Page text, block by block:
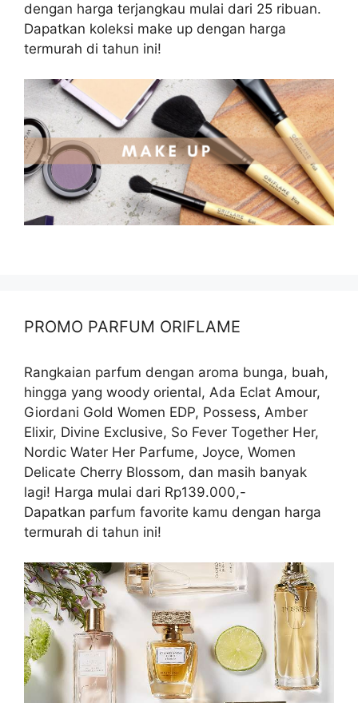
dengan harga terjangkau mulai dari 25 ribuan.
Dapatkan koleksi make up dengan harga
termurah di tahun ini!
PROMO PARFUM ORIFLAME
Rangkaian parfum dengan aroma bunga, buah,
hingga yang woody oriental, Ada Eclat Amour,
Giordani Gold Women EDP, Possess, Amber
Elixir, Divine Exclusive, So Fever Together Her,
Nordic Water Her Parfume, Joyce, Women
Delicate Cherry Blossom, dan masih banyak
lagi! Harga mulai dari Rp139.000,-
Dapatkan parfum favorite kamu dengan harga
termurah di tahun ini!